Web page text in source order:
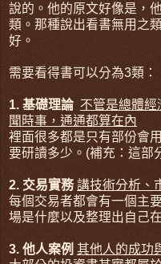
說的。他的原文好像是，
類。那種說出看書無用之
好。
需要看得書可以分為3類：
1. 基礎理論 不管是總體
聞時事，通通都算在內
裡面很多都是只有部份會
要研讀多少。(補充：這部
2. 交易實務 講技術分析、
每個交易者都會有一個主
場是什麼以及整理出自己
3. 他人案例 其他人的成功